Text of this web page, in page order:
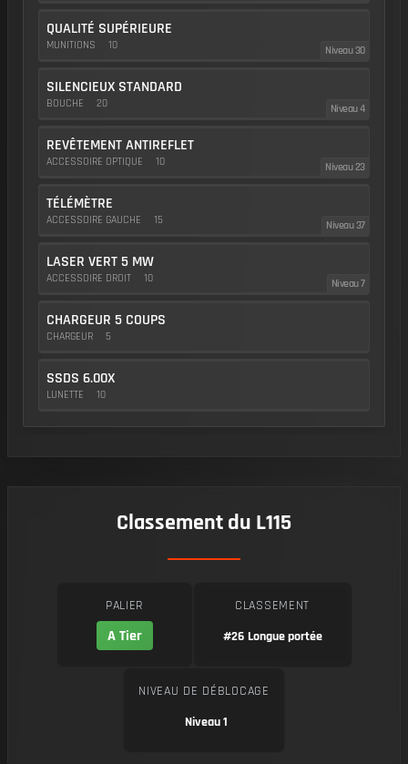
QUALITÉ SUPÉRIEURE
MUNITIONS 10 Niveau 30
SILENCIEUX STANDARD
BOUCHE 20 Niveau 4
REVÊTEMENT ANTIREFLET
ACCESSOIRE OPTIQUE 10 Niveau 23
TÉLÉMÈTRE
ACCESSOIRE GAUCHE 15 Niveau 37
LASER VERT 5 MW
ACCESSOIRE DROIT 10 Niveau 7
CHARGEUR 5 COUPS
CHARGEUR 5
SSDS 6.00X
LUNETTE 10
Classement du L115
PALIER
A Tier
CLASSEMENT
#26 Longue portée
NIVEAU DE DÉBLOCAGE
Niveau 1